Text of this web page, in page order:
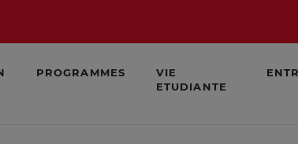
PROGRAMMES
VIE
ETUDIANTE